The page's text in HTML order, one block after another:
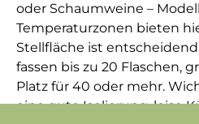
oder Schaumweine –
Temperaturzonen bieten
Stellfläche ist
fassen bis zu 20 Flaschen,
Platz für 40 oder mehr.
eine gute Isolierung, leise